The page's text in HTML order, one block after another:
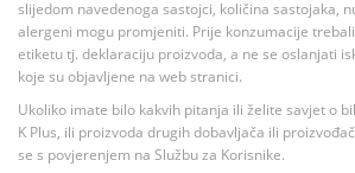
slijedom navedenoga sastojci, količina sastojaka,
alergeni mogu promjeniti. Prije konzumacije
etiketu tj. deklaraciju proizvoda, a ne se oslanjati
koje su objavljene na web stranici.
Ukoliko imate bilo kakvih pitanja ili želite savjet o
K Plus, ili proizvoda drugih dobavljača ili
se s povjerenjem na Službu za Korisnike.